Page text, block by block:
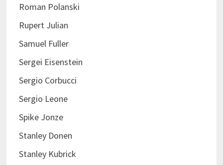
Roman Polanski
Rupert Julian
Samuel Fuller
Sergei Eisenstein
Sergio Corbucci
Sergio Leone
Spike Jonze
Stanley Donen
Stanley Kubrick